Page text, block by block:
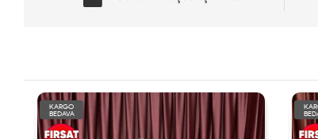
KARGO
BEDAVA